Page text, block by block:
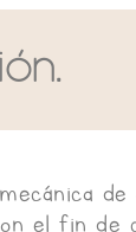
de
el fin de